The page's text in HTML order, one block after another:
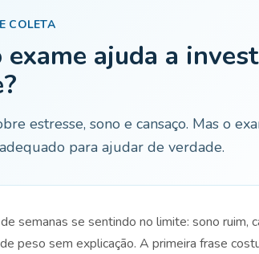
COLETA
ajuda a
estresse, sono e cansaço. Mas o
para ajudar de verdade.
semanas se sentindo no limite: sono ruim,
peso sem explicação. A primeira frase